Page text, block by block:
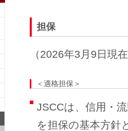
担保
（2026年3月9日現
＜適格担保＞
JSCCは、信用・
を担保の基本方針